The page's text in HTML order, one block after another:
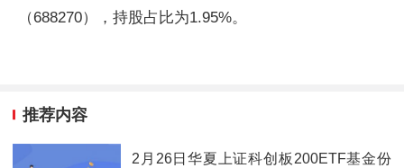
（688270），持股占比为1.95%。
推荐内容
2月26日华夏上证科创板200ETF基金份